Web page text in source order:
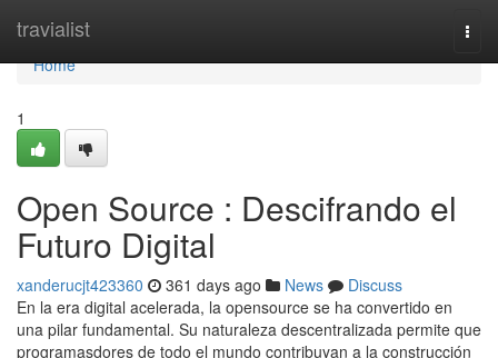
travialist
Home
Home
1
Open Source : Descifrando el
Futuro Digital
xanderucjt423360 361 days ago News
Discuss
En la era digital acelerada, la opensource se ha convertido en
una pilar fundamental. Su naturaleza descentralizada permite que
programasdores de todo el mundo contribuyan a la construcción